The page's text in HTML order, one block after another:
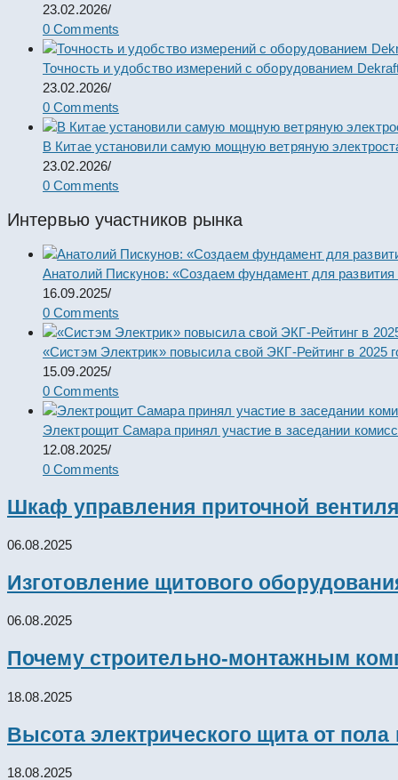
23.02.2026/
0 Comments
Точность и удобство измерений с оборудованием
23.02.2026/
0 Comments
В Китае установили самую мощную ветряную
23.02.2026/
0 Comments
Интервью участников рынка
Анатолий Пискунов: «Создаем фундамент для развития
16.09.2025/
0 Comments
«Систэм Электрик» повысила свой ЭКГ-Рейтинг в 2025
15.09.2025/
0 Comments
Электрощит Самара принял участие в заседании
12.08.2025/
0 Comments
Шкаф управления приточной
06.08.2025
Изготовление щитового
06.08.2025
Почему строительно-монтажным
18.08.2025
Высота электрического щита от
18.08.2025